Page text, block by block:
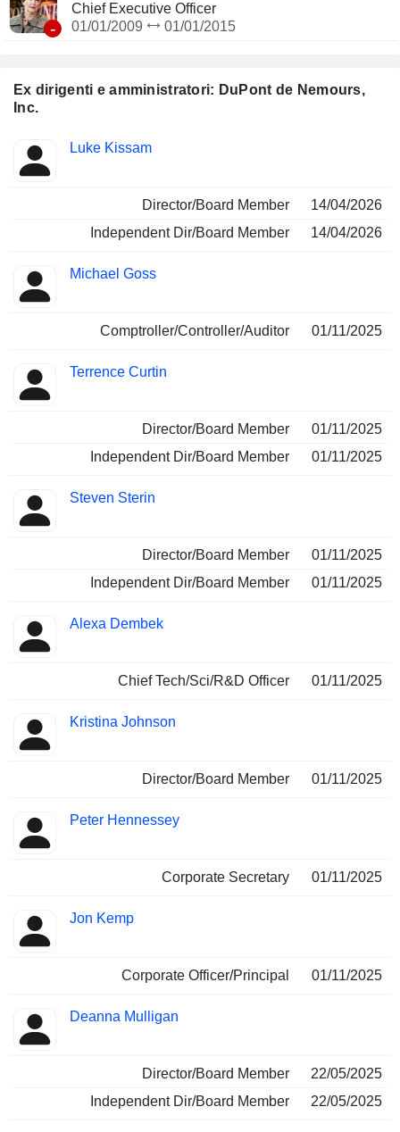
Ex dirigenti e amministratori: DuPont de Nemours,
Inc.
Insider
Posizioni
Luke Kissam
Director/Board Member
14/04/2026
Independent Dir/Board Member
14/04/2026
Michael Goss
Comptroller/Controller/Auditor 01/11/2025
Terrence Curtin
Director/Board Member
01/11/2025
Independent Dir/Board Member
01/11/2025
Steven Sterin
Director/Board Member
01/11/2025
Independent Dir/Board Member
01/11/2025
Alexa Dembek
Chief Tech/Sci/R&D Officer 01/11/2025
Kristina Johnson
Director/Board Member 01/11/2025
Peter Hennessey
Corporate Secretary 01/11/2025
Jon Kemp
Corporate Officer/Principal 01/11/2025
Deanna Mulligan
Director/Board Member
22/05/2025
Independent Dir/Board Member
22/05/2025
-
Chief Executive Officer
01/01/2009
01/01/2015